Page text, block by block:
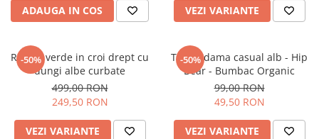
ADAUGA IN COS VEZI VARIANTE
-50%
Rochie verde in croi drept cu
dungi albe curbate
499,00 RON
249,50 RON
VEZI VARIANTE
-50%
Tricou dama casual alb - Hip
Bear - Bumbac Organic
99,00 RON
49,50 RON
VEZI VARIANTE